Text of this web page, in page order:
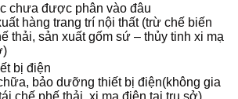
chưa được phân vào đâu
hàng trang trí nội thất (trừ chế biến
thải, sản xuất gốm sứ – thủy tinh xi mạ
bị điện
bảo dưỡng thiết bị điện(không gia
chế phế thải, xi mạ điện tại trụ sở)